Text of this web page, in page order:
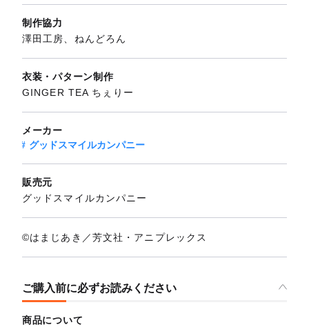
制作協力
澤田工房、ねんどろん
衣装・パターン制作
GINGER TEA ちぇりー
メーカー
グッドスマイルカンパニー
販売元
グッドスマイルカンパニー
©はまじあき／芳文社・アニプレックス
ご購入前に必ずお読みください
商品について